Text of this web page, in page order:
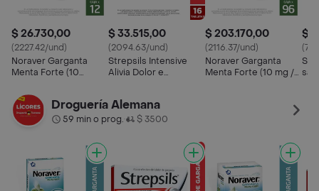
$ 26.730,00
(2227.42/und)
Noraver Garganta
Menta Forte (10
$ 33.515,00
(2094.63/und)
Strepsils Intensive
Alivia Dolor e
Limón
$ 203.170,00
(2116.37/und)
Noraver Garganta
Menta Forte (10 mg /
$
Droguería Alemana
59 min o prog.• $ 3500